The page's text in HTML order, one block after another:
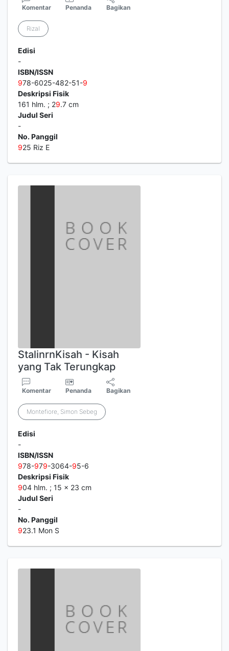
Komentar Penanda Bagikan
Rizal
Edisi
-
ISBN/ISSN
978-6025-482-51-9
Deskripsi Fisik
161 hlm. ; 29.7 cm
Judul Seri
-
No. Panggil
925 Riz E
StalinrnKisah - Kisah
yang Tak Terungkap
Komentar Penanda Bagikan
Montefiore, Simon Sebeg
Edisi
-
ISBN/ISSN
978-979-3064-95-6
Deskripsi Fisik
904 hlm. ; 15 x 23 cm
Judul Seri
-
No. Panggil
923.1 Mon S